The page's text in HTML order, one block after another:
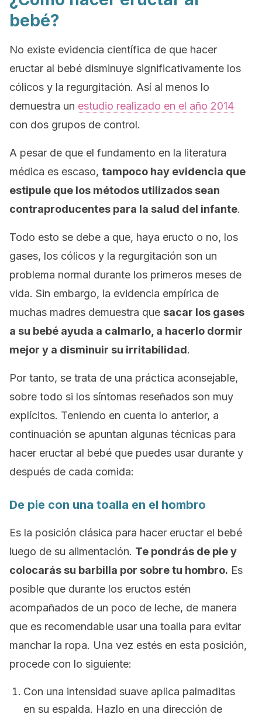
bebé?
No existe evidencia científica de que hacer
eructar al bebé disminuye significativamente los
cólicos y la regurgitación. Así al menos lo
demuestra un estudio realizado en el año 2014
con dos grupos de control.
A pesar de que el fundamento en la literatura
médica es escaso, tampoco hay evidencia que
estipule que los métodos utilizados sean
contraproducentes para la salud del infante.
Todo esto se debe a que, haya eructo o no, los
gases, los cólicos y la regurgitación son un
problema normal durante los primeros meses de
vida. Sin embargo, la evidencia empírica de
muchas madres demuestra que sacar los gases
a su bebé ayuda a calmarlo, a hacerlo dormir
mejor y a disminuir su irritabilidad.
Por tanto, se trata de una práctica aconsejable,
sobre todo si los síntomas reseñados son muy
explícitos. Teniendo en cuenta lo anterior, a
continuación se apuntan algunas técnicas para
hacer eructar al bebé que puedes usar durante y
después de cada comida:
De pie con una toalla en el hombro
Es la posición clásica para hacer eructar el bebé
luego de su alimentación. Te pondrás de pie y
colocarás su barbilla por sobre tu hombro. Es
posible que durante los eructos estén
acompañados de un poco de leche, de manera
que es recomendable usar una toalla para evitar
manchar la ropa. Una vez estés en esta posición,
procede con lo siguiente:
Con una intensidad suave aplica palmaditas
en su espalda. Hazlo en una dirección de